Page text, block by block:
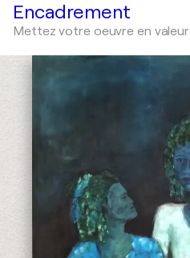
Encadrement
Mettez votre oeuvre en valeur